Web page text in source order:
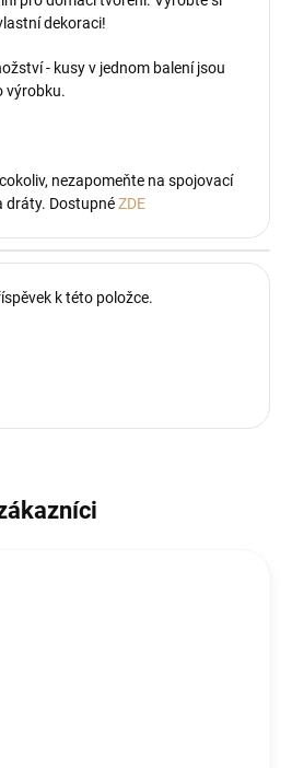
dekoraci!
- kusy v jednom balení jsou
výrobku.
nezapomeňte na spojovací
dráty. DostupnéZDE
k této položce.